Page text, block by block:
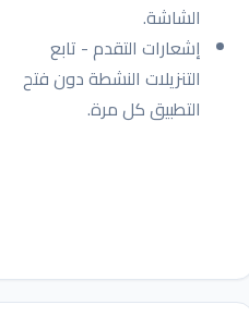
الشاشة.
إشعارات التقدم - تابع
التنزيلات النشطة دون فتح
التطبيق كل مرة.